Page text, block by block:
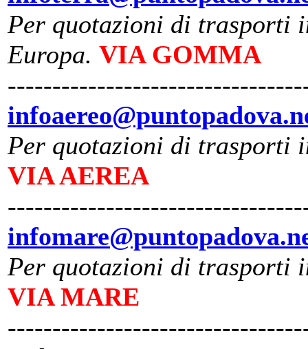
Per quotazioni di trasporti
Europa. VIA GOMMA
Per quotazioni di trasporti
VIA AEREA
Per quotazioni di trasporti
VIA MARE